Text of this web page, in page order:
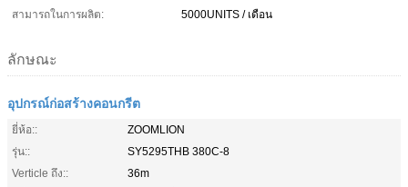
สามารถในการผลิต:
5000UNITS / เดือน
ลักษณะ
อุปกรณ์ก่อสร้างคอนกรีต
ยี่ห้อ::
ZOOMLION
รุ่น::
SY5295THB 380C-8
Verticle ถึง::
36m